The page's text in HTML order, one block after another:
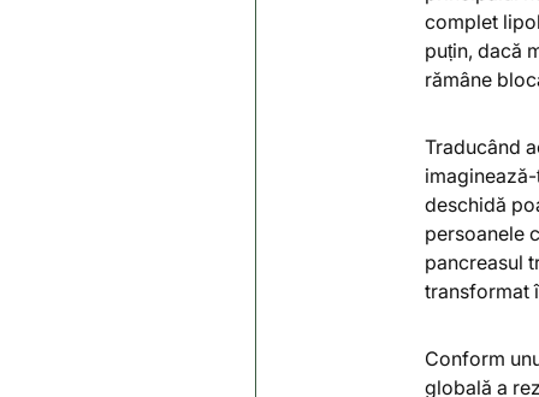
complet
puțin, dacă
rămâne
Traducând
deschidă
persoanele
pancreasul
transformat
Conform
globală a